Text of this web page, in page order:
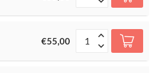
€55,00